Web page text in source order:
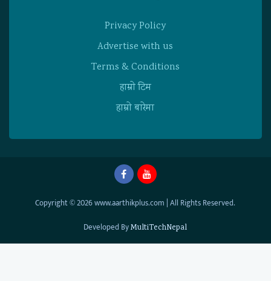
Privacy Policy
Advertise with us
Terms & Conditions
हाम्राे टिम
हाम्राे बारेमा
Copyright © 2026 www.aarthikplus.com | All Rights Reserved.
Developed ByMultiTechNepal